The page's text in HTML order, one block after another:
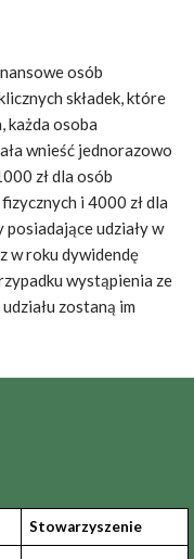
osób
składek, które
każda osoba
wnieść jednorazowo
zł dla osób
i 4000 zł dla
udziały w
w roku dywidendę
wystąpienia ze
zostaną im
Stowarzyszenie